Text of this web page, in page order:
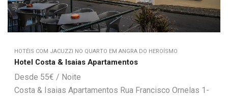
HOTÉIS COM JACUZZI NO QUARTO EM ANGRA DO HEROÍSMO
Hotel Costa & Isaias Apartamentos
55€
Costa & Isaias Apartamentos Rua Francisco Ornelas 1-